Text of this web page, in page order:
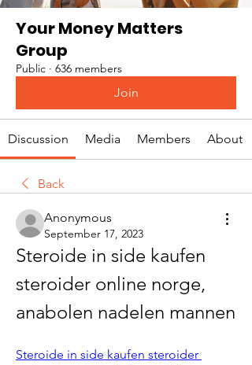
Your Money Matters
Group
Public · 636 members
Join
Discussion Media Members About
Back
Anonymous
September 17, 2023
Steroide in side kaufen
steroider online norge,
anabolen nadelen mannen
Steroide in side kaufen steroider